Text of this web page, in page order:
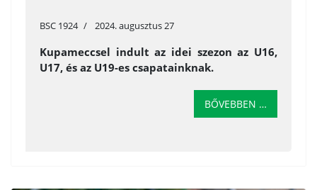
BSC 1924 2024. augusztus 27
Kupameccsel indult az idei szezon az U16,
U17, és az U19-es csapatainknak.
BŐVEBBEN …